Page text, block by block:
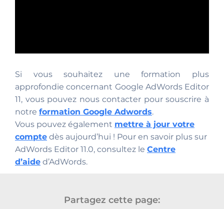
Si vous souhaitez une formation plus
approfondie concernant Google AdWords Editor
11, vous pouvez nous contacter pour souscrire à
notre formation Google Adwords.
Vous pouvez également mettre à jour votre
compte dès aujourd’hui ! Pour en savoir plus sur
AdWords Editor 11.0, consultez le Centre
d’aide d’AdWords.
Partagez cette page: